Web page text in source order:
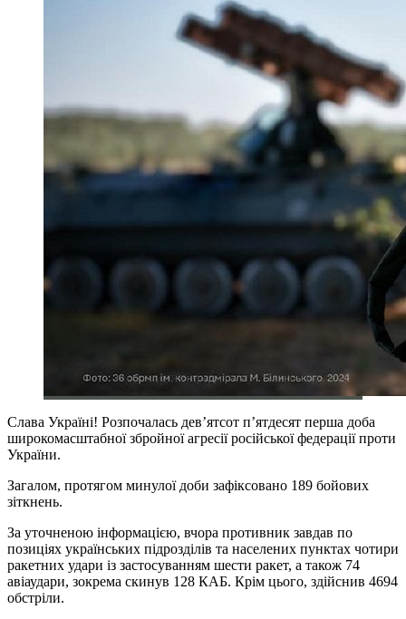
Слава Україні! Розпочалась дев’ятсот п’ятдесят перша доба
широкомасштабної збройної агресії російської федерації проти
України.
Загалом, протягом минулої доби зафіксовано 189 бойових
зіткнень.
За уточненою інформацією, вчора противник завдав по
позиціях українських підрозділів та населених пунктах чотири
ракетних удари із застосуванням шести ракет, а також 74
авіаудари, зокрема скинув 128 КАБ. Крім цього, здійснив 4694
обстріли.